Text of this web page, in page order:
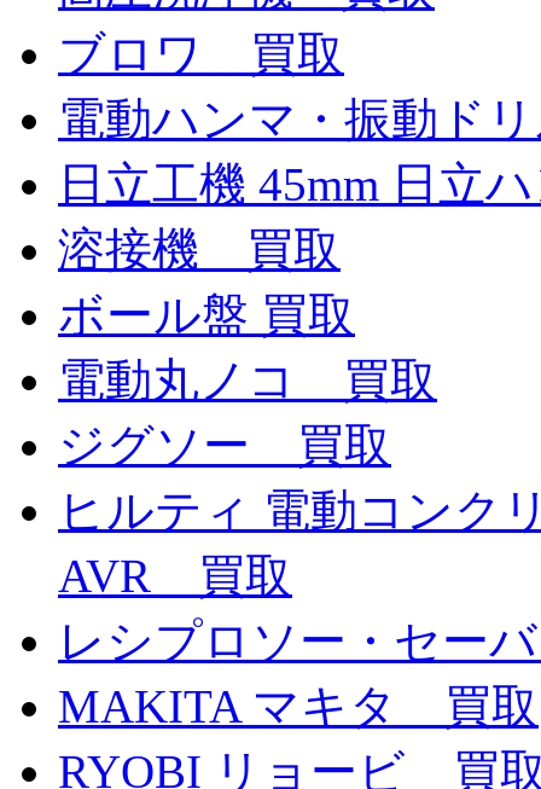
ブロワ 買取
電動ハンマ・振動ド
日立工機 45mm 日立
溶接機 買取
ボール盤 買取
電動丸ノコ 買取
ジグソー 買取
ヒルティ 電動コンク
AVR 買取
レシプロソー・セー
MAKITA マキタ 買取
RYOBI リョービ 買